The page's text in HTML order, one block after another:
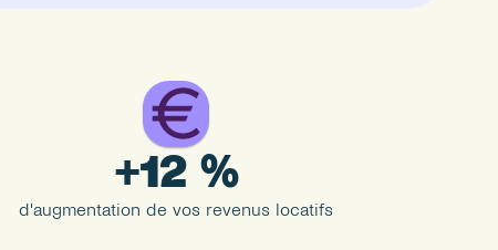
+12 %
d'augmentation de vos revenus locatifs